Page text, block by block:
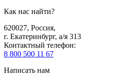
Как нас найти?
620027, Россия,
г. Екатеринбург, а/я 313
Контактный телефон:
8 800 500 11 67
Написать нам